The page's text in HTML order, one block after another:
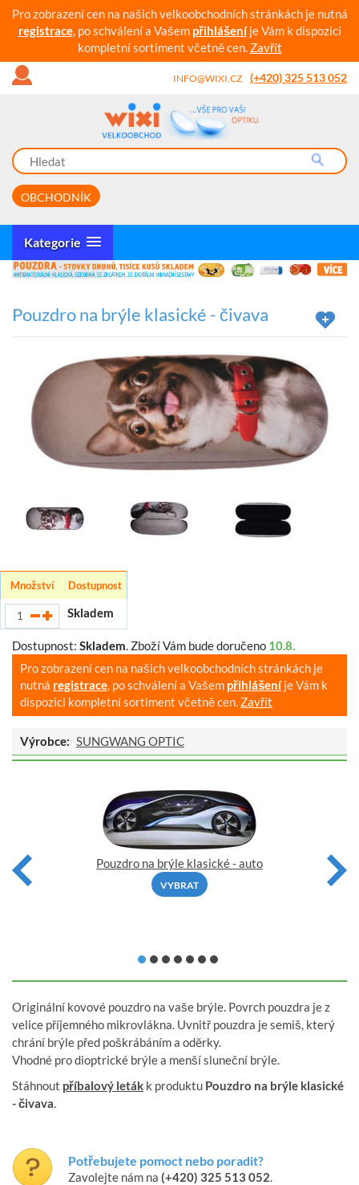
Pro zobrazení cen na našich velkoobchodních stránkách je nutná
registrace, po schválení a Vašem přihlášeníje Vám k dispozici
kompletní sortiment včetně cen. Zavřít
INFO@WIXI.CZ (+420) 325 513 052
OBCHODNÍK
Kategorie
Pouzdro na brýle klasické - čivava
Množství Dostupnost
Skladem
Dostupnost: Skladem. Zboží Vám bude doručeno 10.8.
Pro zobrazení cen na našich velkoobchodních stránkách je
nutná registrace, po schválení a Vašem přihlášeníje Vám k
dispozici kompletní sortiment včetně cen. Zavřít
Výrobce: SUNGWANG OPTIC
Pouzdro na brýle klasické - auto
VYBRAT
Originální kovové pouzdro na vaše brýle. Povrch pouzdra je z
velice příjemného mikrovlákna. Uvnitř pouzdra je semiš, který
chrání brýle před poškrábáním a oděrky.
Vhodné pro dioptrické brýle a menší sluneční brýle.
Stáhnout příbalový leták k produktu Pouzdro na brýle klasické
- čivava.
Potřebujete pomoct nebo poradit?
Zavolejte nám na (+420) 325 513 052.